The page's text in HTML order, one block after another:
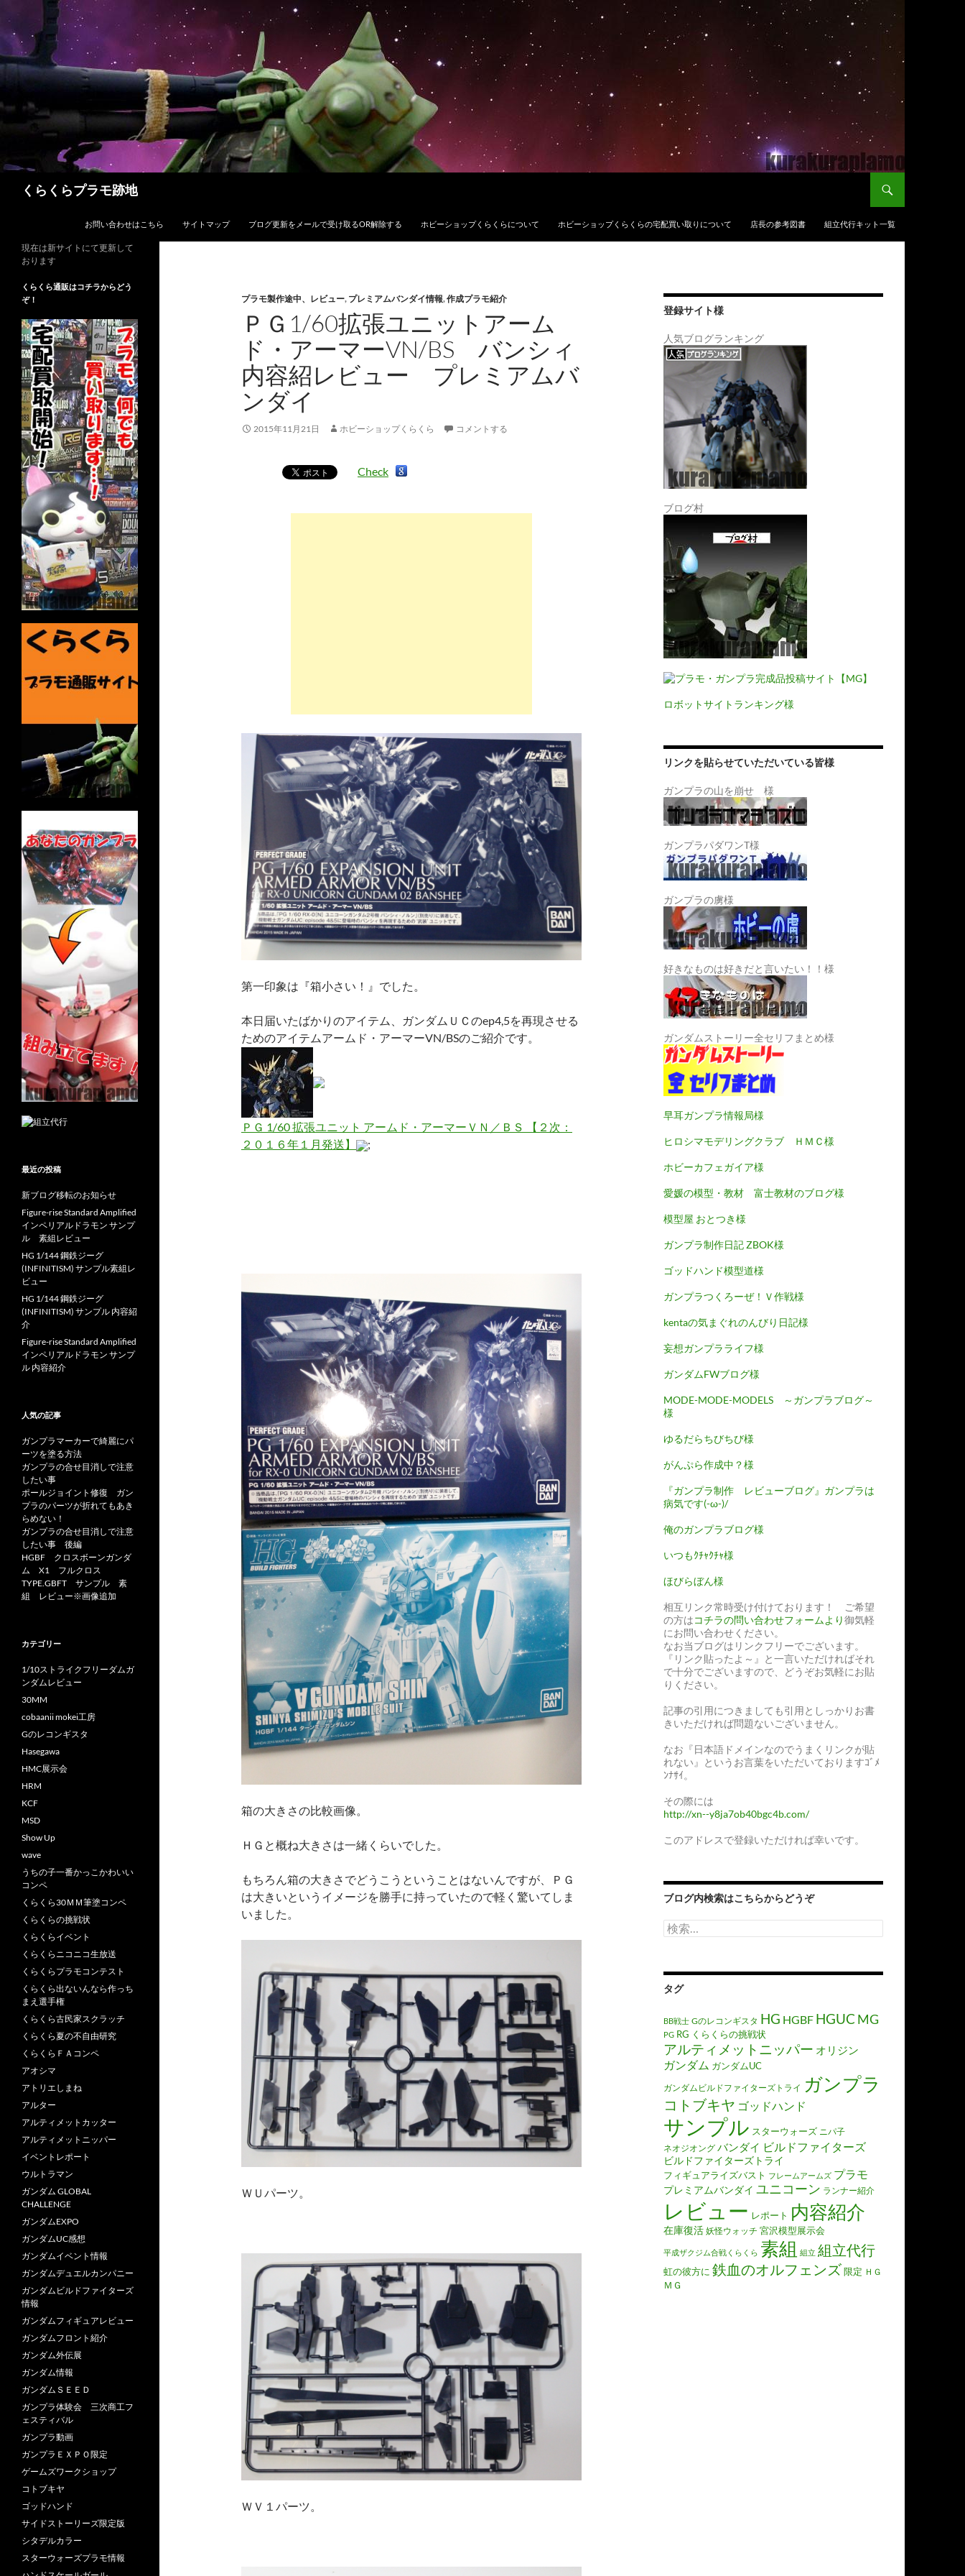
ン
テ
ン
ス
プ
くらくらプラモ跡地
お問い合わせはこちら サイトマップ ブログ更新をメールで受け取るOR解除する ホビーショップくらくらについて ホビーショップくらくらの宅配買い取りについて 店長の参考図書 組立代行キット一覧
プラモ製作途中、レビュー, プレミアムバンダイ情報,作成プラモ紹介
ＰＧ1/60拡張ユニットアーム
ド・アーマーVN/BS バンシィ
内容紹レビュー プレミアムバ
ンダイ
2015年11月21日 ホビーショップくらくら コメントする
Check
第一印象は『箱小さい！』でした。
本日届いたばかりのアイテム、ガンダムＵＣのep4,5を再現させる
ためのアイテムアームド・アーマーVN/BSのご紹介です。
ＰＧ 1/60 拡張ユニット アームド・アーマーＶＮ／ＢＳ 【２次：
２０１６年１月発送】
;
箱の大きさの比較画像。
ＨＧと概ね大きさは一緒くらいでした。
もちろん箱の大きさでどうこうということはないんですが、ＰＧ
は大きいというイメージを勝手に持っていたので軽く驚いてしま
いました。
ＷＵパーツ。
ＷＶ１パーツ。
登録サイト様
人気ブログランキング
ブログ村
ロボットサイトランキング様
リンクを貼らせていただいている皆様
ガンプラの山を崩せ 様
ガンプラパダワンT様
ガンプラの虜様
好きなものは好きだと言いたい！！様
ガンダムストーリー全セリフまとめ様
早耳ガンプラ情報局様
ヒロシマモデリングクラブ ＨＭＣ様
ホビーカフェガイア様
愛媛の模型・教材 富士教材のブログ様
模型屋 おとつき様
ガンプラ制作日記 ZBOK様
ゴッドハンド模型道様
ガンプラつくろーぜ！Ｖ作戦様
kentaの気まぐれのんびり日記様
妄想ガンプラライフ様
ガンダムFWブログ様
MODE-MODE-MODELS ～ガンプラブログ～
様
ゆるだらちびちび様
がんぷら作成中？様
『ガンプラ制作 レビューブログ』ガンプラは
病気です(-ω-)/
俺のガンプラブログ様
いつもｸﾁｬｸﾁｬ様
ほびらぼん様
相互リンク常時受け付けております！ ご希望
の方はコチラの問い合わせフォームより御気軽
にお問い合わせください。
なお当ブログはリンクフリーでございます。
『リンク貼ったよ～』と一言いただければそれ
で十分でございますので、どうぞお気軽にお貼
りください。
記事の引用につきましても引用としっかりお書
きいただければ問題ないございません。
なお『日本語ドメインなのでうまくリンクが貼
れない』というお言葉をいただいておりますｺﾞﾒ
ﾝﾅｻｲ。
その際には
http://xn--y8ja7ob40bgc4b.com/
このアドレスで登録いただければ幸いです。
ブログ内検索はこちらからどうぞ
検
索:
タグ
BB戦士 Gのレコンギスタ HG HGBF HGUC MG
PG RG くらくらの挑戦状
アルティメットニッパー オリジン
ガンダム ガンダムUC
ガンダムビルドファイターズトライ ガンプラ
コトブキヤ ゴッドハンド
サンプル スターウォーズ ニパ子
ネオジオング バンダイ ビルドファイターズ
ビルドファイターズトライ
フィギュアライズバスト フレームアームズ プラモ
プレミアムバンダイ ユニコーン ランナー紹介
レビュー レポート 内容紹介
在庫復活 妖怪ウォッチ 宮沢模型展示会
平成ザクジム合戦くらくら 素組 組立 組立代行
虹の彼方に 鉄血のオルフェンズ限定 ＨＧ
ＭＧ
現在は新サイトにて更新して
おります
くらくら通販はコチラからどう
ぞ！
最近の投稿
新ブログ移転のお知らせ
Figure-rise Standard Amplified
インペリアルドラモン サンプ
ル 素組レビュー
HG 1/144 鋼鉄ジーグ
(INFINITISM) サンプル素組レ
ビュー
HG 1/144 鋼鉄ジーグ
(INFINITISM) サンプル 内容紹
介
Figure-rise Standard Amplified
インペリアルドラモン サンプ
ル 内容紹介
人気の記事
ガンプラマーカーで綺麗にパ
ーツを塗る方法
ガンプラの合せ目消しで注意
したい事
ポールジョイント修復 ガン
プラのパーツが折れてもあき
らめない！
ガンプラの合せ目消しで注意
したい事 後編
HGBF クロスボーンガンダ
ム X1 フルクロス
TYPE.GBFT サンプル 素
組 レビュー※画像追加
カテゴリー
1/10ストライクフリーダムガ
ンダムレビュー
30MM
cobaanii mokei工房
Gのレコンギスタ
Hasegawa
HMC展示会
HRM
KCF
MSD
Show Up
wave
うちの子一番かっこかわいい
コンペ
くらくら30ＭＭ筆塗コンペ
くらくらの挑戦状
くらくらイベント
くらくらニコニコ生放送
くらくらプラモコンテスト
くらくら出ないんなら作っち
まえ選手権
くらくら古民家スクラッチ
くらくら夏の不自由研究
くらくらＦＡコンペ
アオシマ
アトリエしまね
アルター
アルティメットカッター
アルティメットニッパー
イベントレポート
ウルトラマン
ガンダム GLOBAL
CHALLENGE
ガンダムEXPO
ガンダムUC感想
ガンダムイベント情報
ガンダムデュエルカンパニー
ガンダムビルドファイターズ
情報
ガンダムフィギュアレビュー
ガンダムフロント紹介
ガンダム外伝展
ガンダム情報
ガンダムＳＥＥＤ
ガンプラ体験会 三次商工フ
ェスティバル
ガンプラ動画
ガンプラＥＸＰＯ限定
ゲームズワークショップ
コトブキヤ
ゴッドハンド
サイドストーリーズ限定版
シタデルカラー
スターウォーズプラモ情報